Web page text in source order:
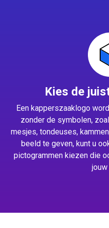
Kies de
Een kapperszaaklogo
zonder de symbolen,
mesjes, tondeuses,
beeld te geven, kunt u
pictogrammen kiezen die
jouw